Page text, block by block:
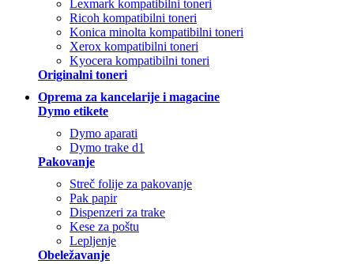
Lexmark kompatibilni toneri
Ricoh kompatibilni toneri
Konica minolta kompatibilni toneri
Xerox kompatibilni toneri
Kyocera kompatibilni toneri
Originalni toneri
Oprema za kancelarije i magacine
Dymo etikete
Dymo aparati
Dymo trake d1
Pakovanje
Streč folije za pakovanje
Pak papir
Dispenzeri za trake
Kese za poštu
Lepljenje
Obeležavanje